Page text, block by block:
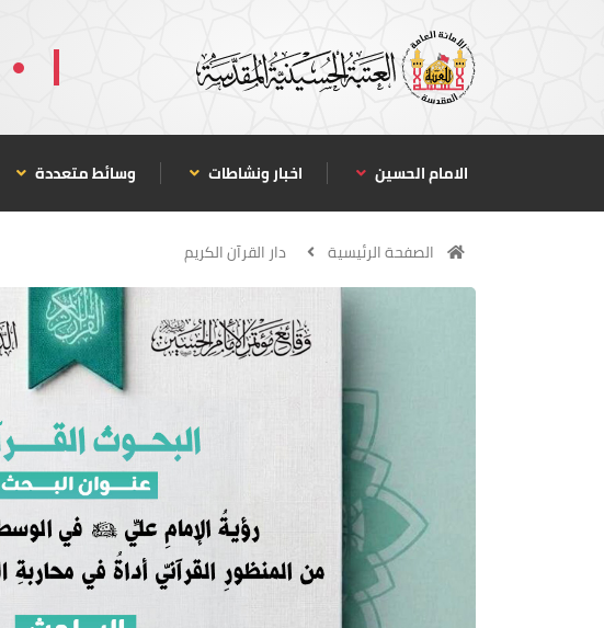
الامام الحسين اخبار ونشاطات وسائط متعددة
الصفحة الرئيسية دار القرآن الكريم